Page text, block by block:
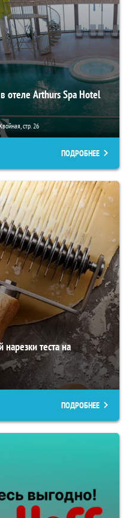
отеле Arthurs Spa Hotel
стр. 26
ПОДРОБНЕЕ
теста на
ПОДРОБНЕЕ